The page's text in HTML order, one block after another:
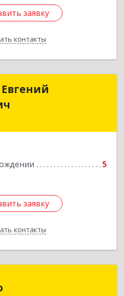
заявку
контакты
заявку
Назад
5
заявку
контакты
Евгений
Подробнее
заявку
Назад